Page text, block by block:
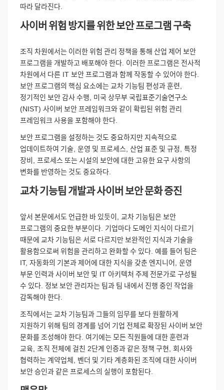
따라 달라진다
사이버 위험 방지를위한보안프로그램 구축
조직 차원에서는 이러한위험 관리 정책을통해 산업 제어 보안
프로그램을 개발하고 배포해야한다 이러한 프로그램은 전사적
차원에서 다른 IT 보안 프로그램과함께 작동할수 있어야한다
보안 프로그램의 핵심 요소에는 교차 기능팀 편성과훈련
정기적인 보안감사수행 미국상무부국립표준기술연구소
(NIST) 사이버 보안 프레임워크와 같이 확립된 위험 관리
프레임워크 사용을 포함해야한다
보안 프로그램을 설정하는 것도 중요하지만 지속적으로
업데이트하여 기술 운영 및 프로세스 산업 표준 및 규정
특정
장비
프로세스 또는시설의 보안에 대한 고유한 요구사항의
변화를 반영하는 것도 중요하다
교차기능팀 개발과사이버 보안문화증진
앞서 본문에서도 언급한 바 있듯이 교차 기능팀은 보안
프로그램의 중요한부분이다 기업마다 도메인 지식이 다르기
때문에
교차 기능팀은 서로 다르지만 보완적인 지식과 기술을
활용함으로써 위험을관리하고 완화할수 있다 예를들어 팀은
IT, 자동화의 기본과제어에 대한 지식을 갖춘엔지니어
운영
부문 인력과사이버 보안 및 IT 아키텍처 주제 전문가로 구성될
수 있다 정보 보안관리자는 팀과 팀 내에서 진행 중인 작업을
감독해야한다
조직에서는 교차 기능팀과 그들의 임무를 보다원활하게
지원하기 위해 팀의 경계를 넘어 기업 전체로 확장된 사이버 보안
문화를 조성해야한다 여기에는 모든 직원들에 대한훈련과
교육 조직 전체에 걸친 2단계 인증과 같은 정책 구현
회사와
협력하는 계약업체 벤더 및 기타 계층화된 조직에 대한사이버
보안승인과 같은 프로세스의 실행이 포함된다